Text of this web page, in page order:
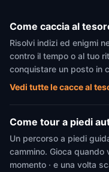
Come caccia al
Risolvi indizi ed enigmi
contro il tempo o al tuo
conquistare un posto in
Vedi tutte le cacce al
Come tour a piedi
Un percorso a piedi
cammino. Gioca quando
momento · e una volta